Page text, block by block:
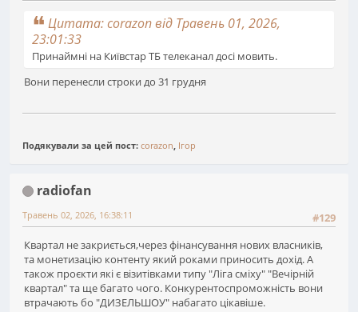
Цитата: corazon від Травень 01, 2026,
23:01:33
Принаймні на Київстар ТБ телеканал досі мовить.
Вони перенесли строки до 31 грудня
Подякували за цей пост: corazon Ігор
radiofan
#129
Травень 02, 2026, 16:38:11
Квартал не закриється,через фінансування нових власників,
та монетизацію контенту який роками приносить дохід. А
також проєкти які є візитівками типу "Ліга сміху" "Вечірній
квартал" та ще багато чого. Конкурентоспроможність вони
втрачають бо "ДИЗЕЛЬШОУ" набагато цікавіше.